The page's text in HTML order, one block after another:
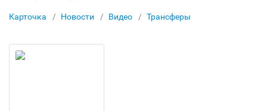
Карточка Новости Видео Трансферы